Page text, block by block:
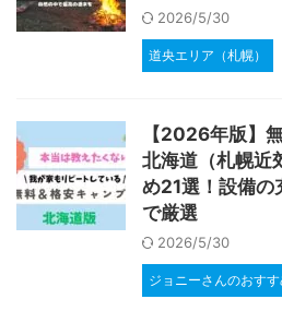
2026/5/30
道央エリア（札幌）
【2026年版】
北海道（札幌近
め21選！設備の
で厳選
2026/5/30
ジョニーさんのおすす